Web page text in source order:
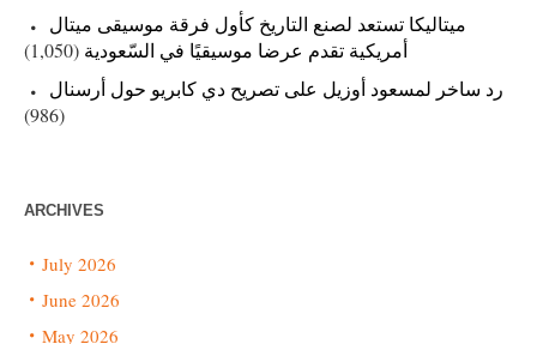
ميتاليكا تستعد لصنع التاريخ كأول فرقة موسيقى ميتال
أمريكية تقدم عرضا موسيقيًا في السّعودية (1,050)
رد ساخر لمسعود أوزيل على تصريح دي كابريو حول أرسنال
(986)
ARCHIVES
July 2026
June 2026
May 2026